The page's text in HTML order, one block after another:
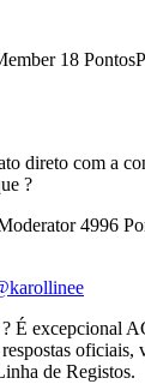
18 Pontos
direto com a
?
4996
É excepcional
oficiais,
de Registos.